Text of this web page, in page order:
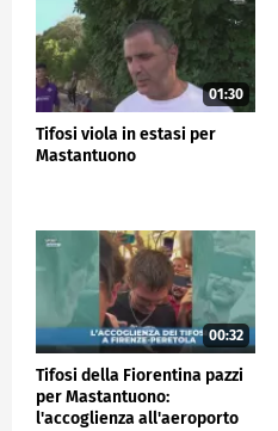
01:30
Tifosi viola in estasi per
Mastantuono
00:32
Tifosi della Fiorentina pazzi
per Mastantuono:
l'accoglienza all'aeroporto